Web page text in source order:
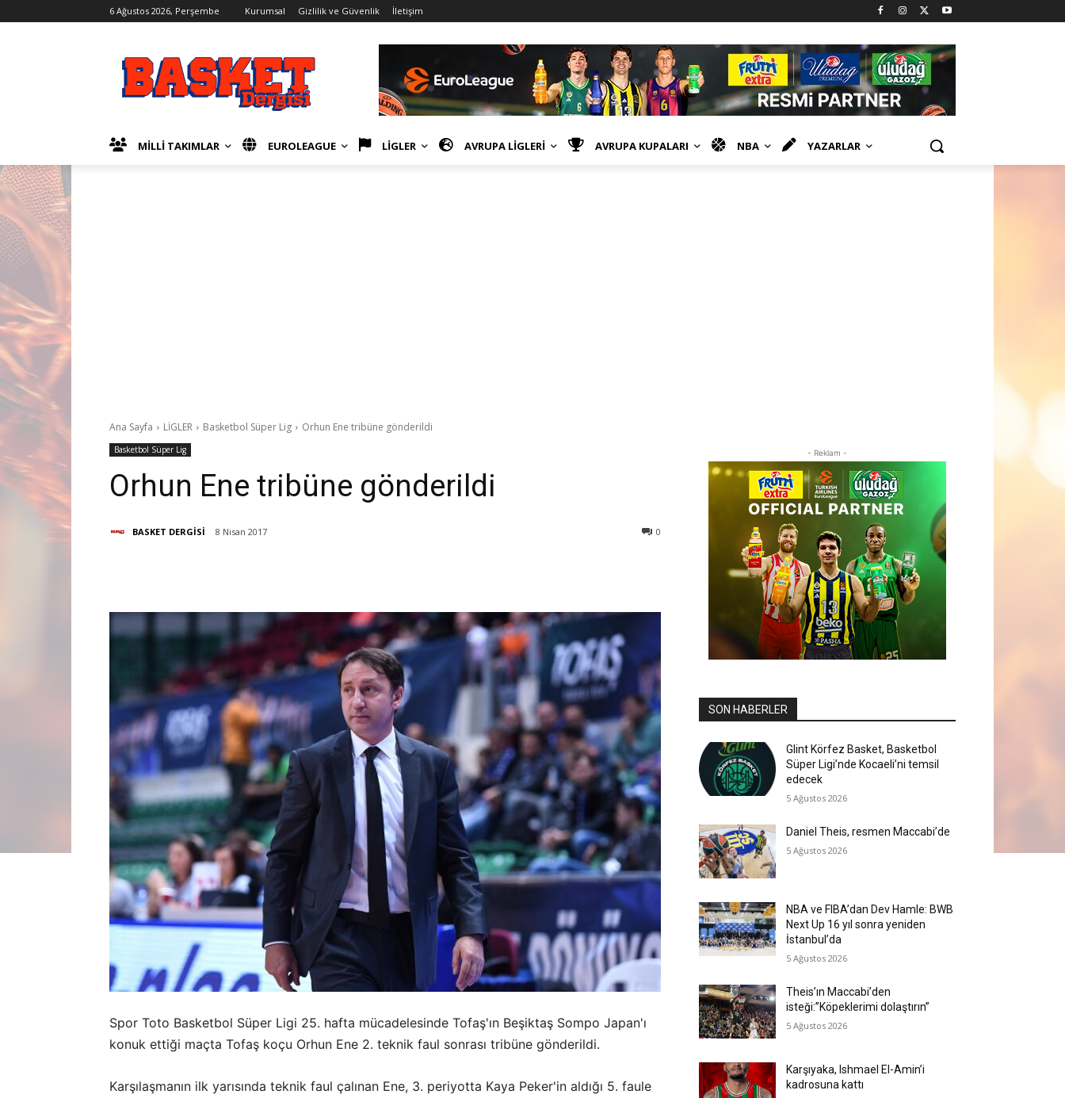
6 Ağustos 2026, Perşembe Kurumsal Gizlilik ve Güvenlik İletişim
MİLLİ TAKIMLAR EUROLEAGUE LİGLER AVRUPA LİGLERİ AVRUPA KUPALARI NBA YAZARLAR
Ana Sayfa LİGLER Basketbol Süper Lig Orhun Ene tribüne gönderildi
Basketbol Süper Lig
Orhun Ene tribüne gönderildi
BASKET DERGİSİ 8 Nisan 2017 0
Spor Toto Basketbol Süper Ligi 25. hafta mücadelesinde Tofaş'ın Beşiktaş Sompo Japan'ı
konuk ettiği maçta Tofaş koçu Orhun Ene 2. teknik faul sonrası tribüne gönderildi.
Karşılaşmanın ilk yarısında teknik faul çalınan Ene, 3. periyotta Kaya Peker'in aldığı 5. faule
- Reklam -
SON HABERLER
Glint Körfez Basket, Basketbol
Süper Ligi’nde Kocaeli’ni temsil
edecek
5 Ağustos 2026
Daniel Theis, resmen Maccabi’de
5 Ağustos 2026
NBA ve FIBA’dan Dev Hamle: BWB
Next Up 16 yıl sonra yeniden
İstanbul’da
5 Ağustos 2026
Theis’ın Maccabi’den
isteği:”Köpeklerimi dolaştırın”
5 Ağustos 2026
Karşıyaka, Ishmael El-Amin’i
kadrosuna kattı